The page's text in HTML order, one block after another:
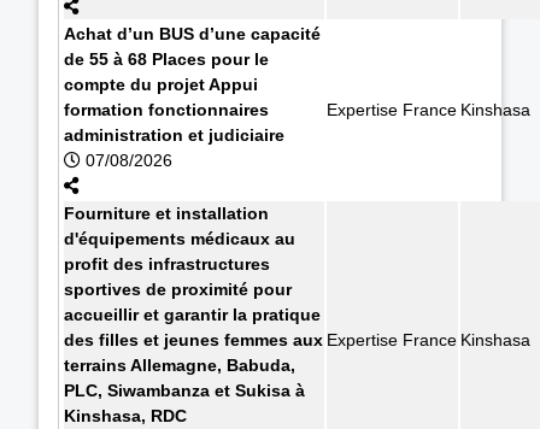
Achat d’un BUS d’une capacité
de 55 à 68 Places pour le
compte du projet Appui
formation fonctionnaires
administration et judiciaire
07/08/2026
Expertise France Kinshasa
Fourniture et installation
d'équipements médicaux au
profit des infrastructures
sportives de proximité pour
accueillir et garantir la pratique
des filles et jeunes femmes aux
terrains Allemagne, Babuda,
PLC, Siwambanza et Sukisa à
Kinshasa, RDC
Expertise France Kinshasa